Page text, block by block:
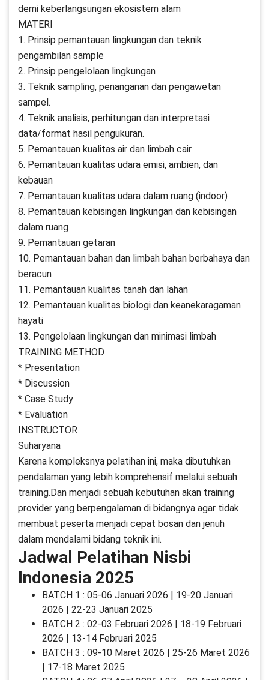
demi keberlangsungan ekosistem alam
MATERI
1. Prinsip pemantauan lingkungan dan teknik
pengambilan sample
2. Prinsip pengelolaan lingkungan
3. Teknik sampling, penanganan dan pengawetan
sampel.
4. Teknik analisis, perhitungan dan interpretasi
data/format hasil pengukuran.
5. Pemantauan kualitas air dan limbah cair
6. Pemantauan kualitas udara emisi, ambien, dan
kebauan
7. Pemantauan kualitas udara dalam ruang (indoor)
8. Pemantauan kebisingan lingkungan dan kebisingan
dalam ruang
9. Pemantauan getaran
10. Pemantauan bahan dan limbah bahan berbahaya dan
beracun
11. Pemantauan kualitas tanah dan lahan
12. Pemantauan kualitas biologi dan keanekaragaman
hayati
13. Pengelolaan lingkungan dan minimasi limbah
TRAINING METHOD
* Presentation
* Discussion
* Case Study
* Evaluation
INSTRUCTOR
Suharyana
Karena kompleksnya pelatihan ini, maka dibutuhkan
pendalaman yang lebih komprehensif melalui sebuah
training.Dan menjadi sebuah kebutuhan akan training
provider yang berpengalaman di bidangnya agar tidak
membuat peserta menjadi cepat bosan dan jenuh
dalam mendalami bidang teknik ini.
Jadwal Pelatihan Nisbi
Indonesia 2025
BATCH 1 : 05-06 Januari 2026 | 19-20 Januari
2026 | 22-23 Januari 2025
BATCH 2 : 02-03 Februari 2026 | 18-19 Februari
2026 | 13-14 Februari 2025
BATCH 3 : 09-10 Maret 2026 | 25-26 Maret 2026
| 17-18 Maret 2025